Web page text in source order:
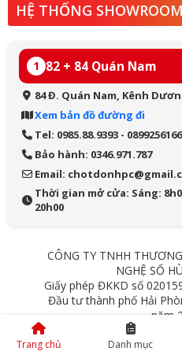
HỆ THỐNG SHOWROOM
1 82 + 84 Quán Nam
84 Đ. Quán Nam, Kênh
Xem bản đồ đường đi
Tel: 0985.88.9393 - 0899256166
Bảo hành: 0346.971.787
Email:
Thời gian mở cửa: Sáng:
20h00
CÔNG TY TNHH
NGHỆ SỐ
Giấy phép ĐKKD số
Đầu tư thành phố Hải
năm
84 Quán Nam - Lê
Trang chủ Danh mục